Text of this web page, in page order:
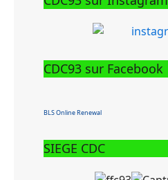
CDC93 sur Facebook
BLS Online Renewal
SIEGE CDC